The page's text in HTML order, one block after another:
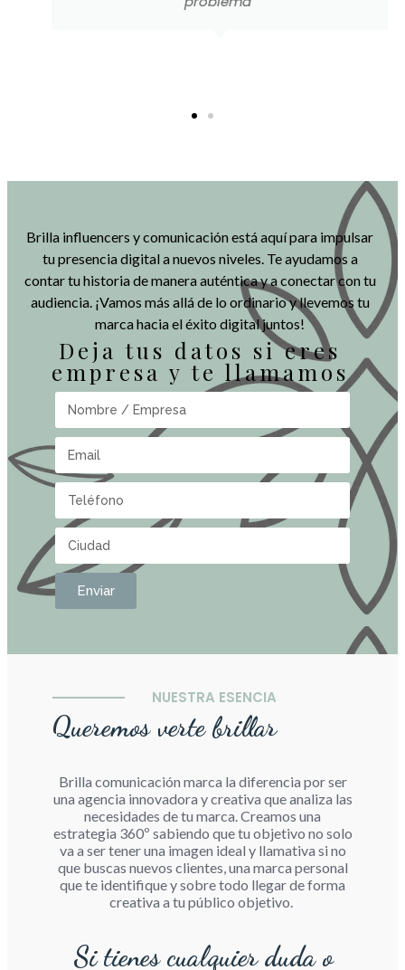
tu presencia digital a nuevos niveles. Te ayudamos a
contar tu historia de manera auténtica y a conectar con tu
audiencia. ¡Vamos más allá de lo ordinario y llevemos tu
marca hacia el éxito digital juntos!
Deja tus datos si eres
empresa y te llamamos
Enviar
Queremos verte brillar
Brilla comunicación marca la diferencia por ser
una agencia innovadora y creativa que analiza las
va a ser tener una imagen ideal y llamativa si no
que buscas nuevos clientes, una marca personal
que te identifique y sobre todo llegar de forma
creativa a tu público objetivo.
Si tienes cualquier duda o
sugerencia
info@brillainfluencersycomunicacion.com